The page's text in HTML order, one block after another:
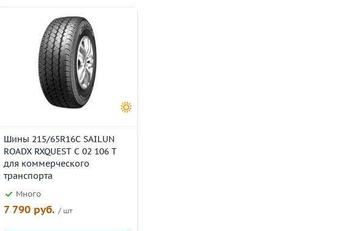
Шины 215/65R16C SAILUN
ROADX RXQUEST C 02 106 T
для коммерческого
транспорта
Много
7 790 руб. / шт